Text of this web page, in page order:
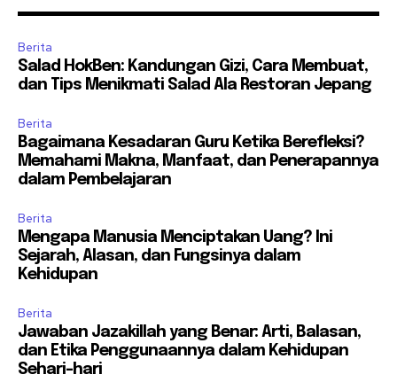
Berita
Salad HokBen: Kandungan Gizi, Cara Membuat,
dan Tips Menikmati Salad Ala Restoran Jepang
Berita
Bagaimana Kesadaran Guru Ketika Berefleksi?
Memahami Makna, Manfaat, dan Penerapannya
dalam Pembelajaran
Berita
Mengapa Manusia Menciptakan Uang? Ini
Sejarah, Alasan, dan Fungsinya dalam
Kehidupan
Berita
Jawaban Jazakillah yang Benar: Arti, Balasan,
dan Etika Penggunaannya dalam Kehidupan
Sehari-hari